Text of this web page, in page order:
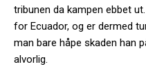
tribunen da kampen ebbet
for Ecuador, og er dermed
man bare håpe skaden han
alvorlig.